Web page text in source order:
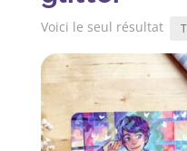
Voici le seul résultat